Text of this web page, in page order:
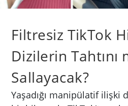
Filtresiz TikTok
Dizilerin Tahtını
Sallayacak?
Yaşadığı manipülatif